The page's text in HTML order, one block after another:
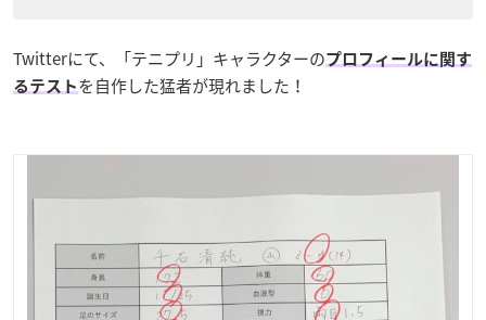
Twitterにて、「テニプリ」キャラクターのプロフィールに関す
るテスト を自作した猛者が現れました！